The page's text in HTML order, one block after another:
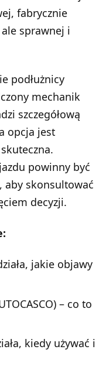
fabrycznie
sprawnej i
podłużnicy
mechanik
szczegółową
opcja jest
powinny być
aby skonsultować
decyzji.
:
jakie objawy
– co to
kiedy używać i